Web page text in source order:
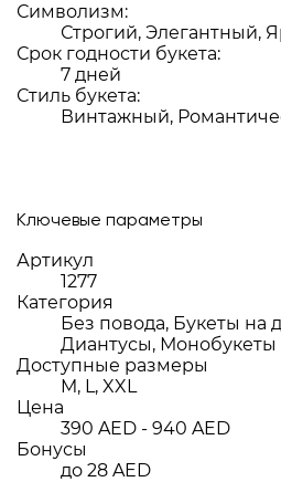
Символизм:
Строгий, Элегантный,
Срок годности букета:
7 дней
Стиль букета:
Винтажный,
Ключевые параметры
Артикул
1277
Категория
Без повода, Букеты на
Диантусы, Монобукеты
Доступные размеры
M, L, XXL
Цена
390 AED - 940 AED
Бонусы
до 28 AED